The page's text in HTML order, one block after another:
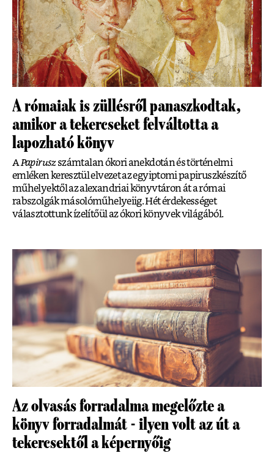
A rómaiak is züllésről panaszkodtak,
amikor a tekercseket felváltotta a
lapozható könyv
A Papiruszszámtalan ókori anekdotán és történelmi
emléken keresztül elvezet az egyiptomi papiruszkészítő
műhelyektől az alexandriai könyvtáron át a római
rabszolgák másolóműhelyeiig. Hét érdekességet
választottunk ízelítőül az ókori könyvek világából.
Az olvasás forradalma megelőzte a
könyv forradalmát - ilyen volt az út a
tekercsektől a képernyőig